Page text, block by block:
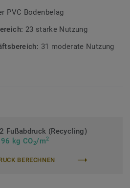
PVC Bodenbelag
23 starke Nutzung
31 moderate Nutzung
Fußabdruck (Recycling)
kg CO2/m2
BERECHNEN